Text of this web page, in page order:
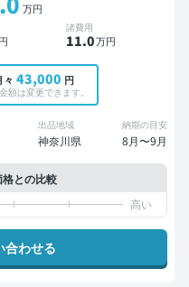
万円
諸費用
11.0万円
々 43,000 円
額は変更できます。
出品地域
神奈川県
納期の目安
8月〜9月
との比較
合わせる